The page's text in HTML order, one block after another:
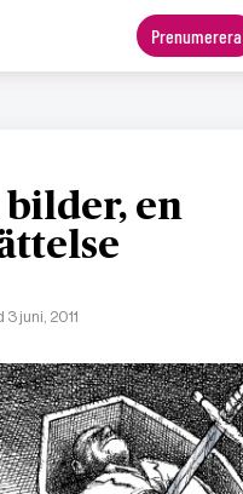
Prenumerera
bilder, en
juni, 2011